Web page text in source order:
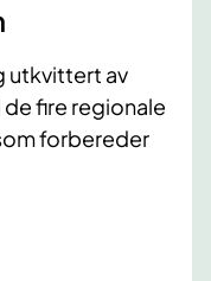
utkvittert av
fire regionale
forbereder